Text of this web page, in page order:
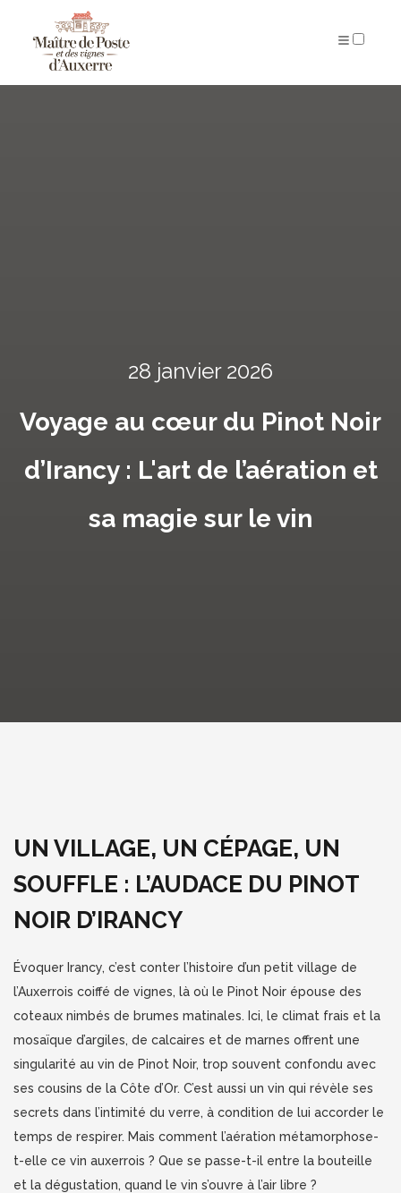
ARCHIVES
28 janvier 2026
Voyage au cœur du Pinot Noir
d’Irancy : L'art de l’aération et
sa magie sur le vin
UN VILLAGE, UN CÉPAGE, UN
SOUFFLE : L’AUDACE DU PINOT
NOIR D’IRANCY
Évoquer Irancy, c’est conter l’histoire d’un petit village de
l’Auxerrois coiffé de vignes, là où le Pinot Noir épouse des
coteaux nimbés de brumes matinales. Ici, le climat frais et la
mosaïque d’argiles, de calcaires et de marnes offrent une
singularité au vin de Pinot Noir, trop souvent confondu avec
ses cousins de la Côte d’Or. C’est aussi un vin qui révèle ses
secrets dans l’intimité du verre, à condition de lui accorder le
temps de respirer. Mais comment l’aération métamorphose-
t-elle ce vin auxerrois ? Que se passe-t-il entre la bouteille
et la dégustation, quand le vin s’ouvre à l’air libre ?